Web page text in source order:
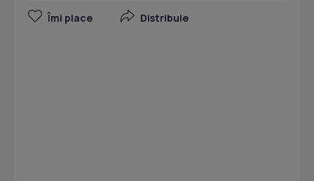
Îmi place Distribuie